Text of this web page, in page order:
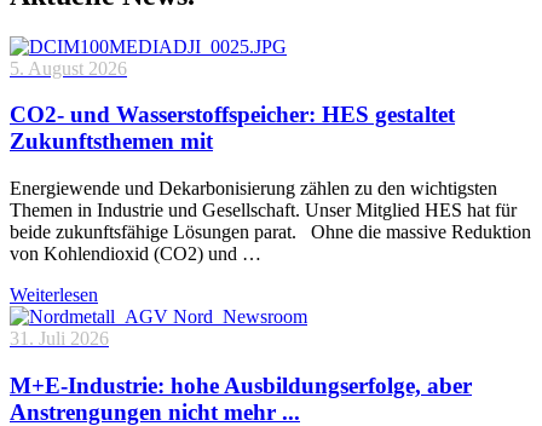
5. August 2026
CO2- und Wasserstoffspeicher: HES gestaltet
Zukunftsthemen mit
Energiewende und Dekarbonisierung zählen zu den wichtigsten
Themen in Industrie und Gesellschaft. Unser Mitglied HES hat für
beide zukunftsfähige Lösungen parat. Ohne die massive Reduktion
von Kohlendioxid (CO2) und …
Weiterlesen
31. Juli 2026
M+E-Industrie: hohe Ausbildungserfolge, aber
Anstrengungen nicht mehr ...